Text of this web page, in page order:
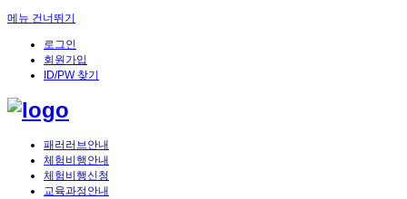
메뉴 건너뛰기
로그인
회원가입
ID/PW 찾기
패러러브안내
체험비행안내
체험비행신청
교육과정안내